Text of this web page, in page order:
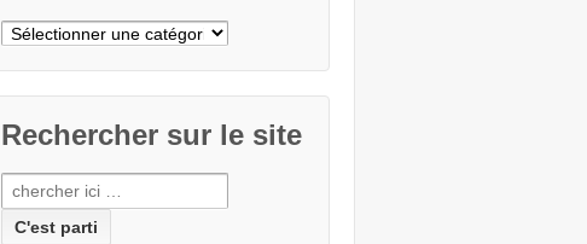
Chercher
Rechercher sur le site
Recherche
pour: